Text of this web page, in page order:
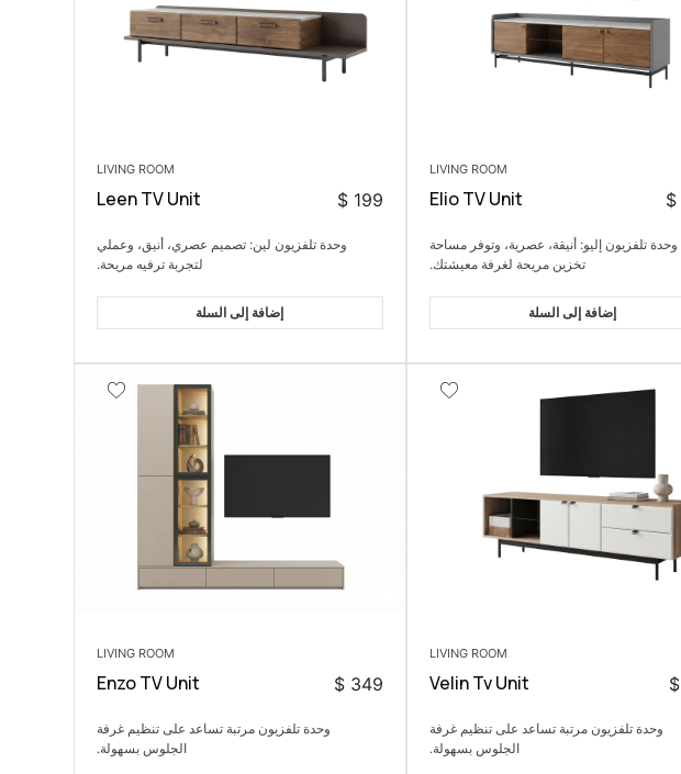
LIVING ROOM
Elio TV Unit $
وحدة تلفزيون إليو: أنيقة، عصرية، وتوفر مساحة
تخزين مريحة لغرفة معيشتك.
إضافة إلى السلة
LIVING ROOM
Leen TV Unit 199
$
وحدة تلفزيون لين: تصميم عصري، أنيق، وعملي
لتجربة ترفيه مريحة.
إضافة إلى السلة
LIVING ROOM
Velin Tv Unit $
وحدة تلفزيون مرتبة تساعد على تنظيم غرفة
الجلوس بسهولة.
LIVING ROOM
Enzo TV Unit 349
$
وحدة تلفزيون مرتبة تساعد على تنظيم غرفة
الجلوس بسهولة.